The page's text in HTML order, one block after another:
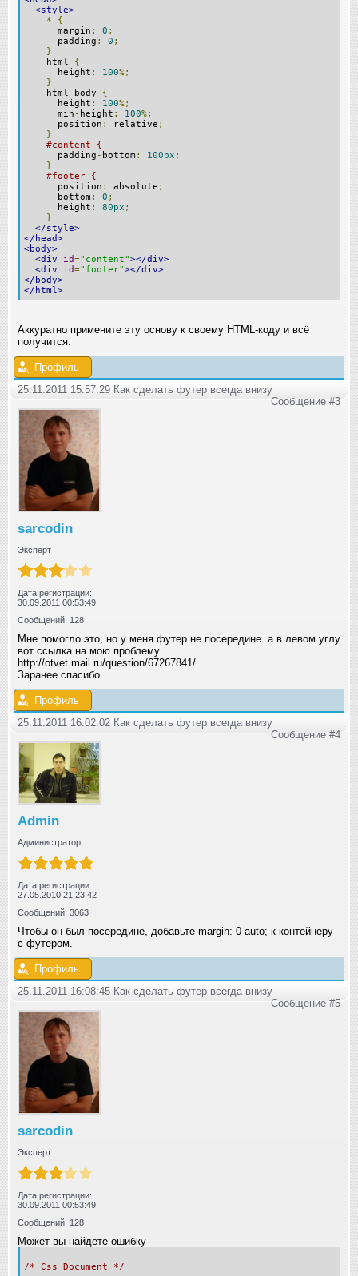
<style>
*
{
margin : 0 ;
padding : 0 ;
}
html {
height : 100%;
}
html body {
height : 100%;
min - height : 100%;
position : relative ;
}
#content {
padding - bottom : 100px ;
}
#footer {
position : absolute ;
bottom : 0 ;
height : 80px ;
}
</style>
</head>
<body>
<div
id="content"></div>
<div
id="footer"></div>
</body>
</html>
Аккуратно примените эту основу к своему HTML-коду и всё
получится.
Профиль
25.11.2011 15:57:29 Как сделать футер всегда внизу
Сообщение #3
sarcodin
Эксперт
Дата регистрации:
30.09.2011 00:53:49
Сообщений: 128
Мне помогло это, но у меня футер не посередине. а в левом углу
вот ссылка на мою проблему.
http://otvet.mail.ru/question/67267841/
Заранее спасибо.
Профиль
25.11.2011 16:02:02 Как сделать футер всегда внизу
Сообщение #4
Admin
Администратор
Дата регистрации:
27.05.2010 21:23:42
Сообщений: 3063
Чтобы он был посередине, добавьте margin: 0 auto; к контейнеру
с футером.
Профиль
25.11.2011 16:08:45 Как сделать футер всегда внизу
Сообщение #5
sarcodin
Эксперт
Дата регистрации:
30.09.2011 00:53:49
Сообщений: 128
Может вы найдете ошибку
/* Css Document */